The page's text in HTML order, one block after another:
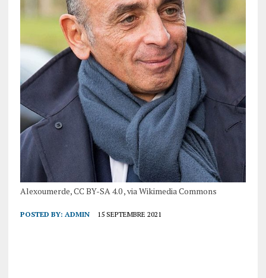
Alexoumerde, CC BY-SA 4.0 , via Wikimedia Commons
POSTED BY: ADMIN 15 SEPTEMBRE 2021